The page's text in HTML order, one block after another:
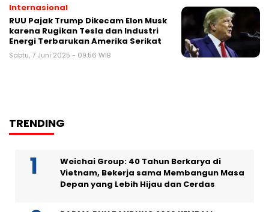
Internasional
RUU Pajak Trump Dikecam Elon Musk
karena Rugikan Tesla dan Industri
Energi Terbarukan Amerika Serikat
Sabtu, 7 Juni 2025 - 09:56 WIB
TRENDING
Weichai Group: 40 Tahun Berkarya di
Vietnam, Bekerja sama Membangun Masa
Depan yang Lebih Hijau dan Cerdas